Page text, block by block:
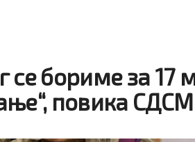
се бориме за 17
повика СДСМ